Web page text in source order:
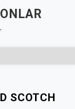
SCOTCH